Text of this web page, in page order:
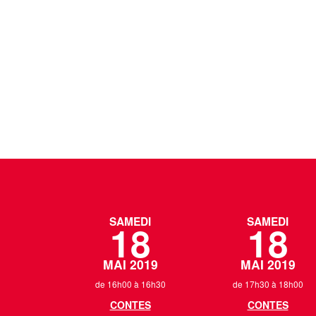
SAMEDI
18
MAI 2019
de 16h00 à 16h30
CONTES
SAMEDI
18
MAI 2019
de 17h30 à 18h00
CONTES